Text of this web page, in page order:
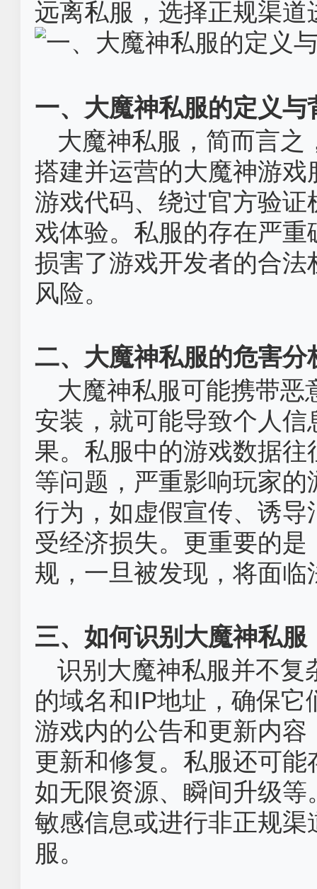
远离私服，选择正规渠道
一、大魔神私服的定义与
大魔神私服，简而言之
搭建并运营的大魔神游
游戏代码、绕过官方验
戏体验。私服的存在严
损害了游戏开发者的合
风险。
二、大魔神私服的危害分
大魔神私服可能携带恶
安装，就可能导致个人
果。私服中的游戏数据
等问题，严重影响玩家
行为，如虚假宣传、诱
受经济损失。更重要的
规，一旦被发现，将面临
三、如何识别大魔神私服
识别大魔神私服并不复
的域名和IP地址，确保
游戏内的公告和更新内
更新和修复。私服还可
如无限资源、瞬间升级
敏感信息或进行非正规
服。